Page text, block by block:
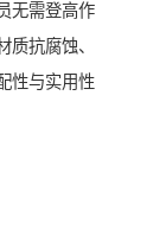
无需登高作
抗腐蚀、
性与实用性